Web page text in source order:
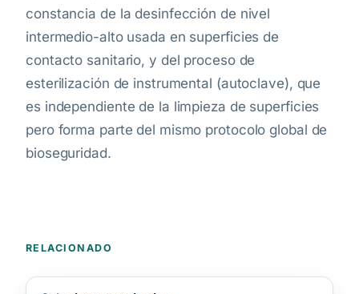
constancia de la desinfección de nivel
intermedio-alto usada en superficies de
contacto sanitario, y del proceso de
esterilización de instrumental (autoclave), que
es independiente de la limpieza de superficies
pero forma parte del mismo protocolo global de
bioseguridad.
RELACIONADO